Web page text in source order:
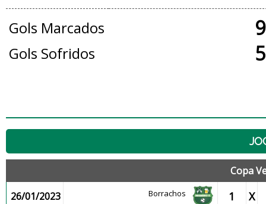
Gols Marcados
Gols Sofridos
Copa
26/01/2023
Borrachos 1 X